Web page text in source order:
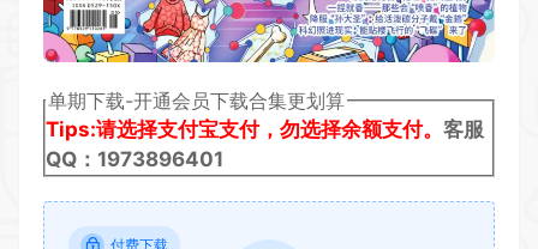
单期下载-开通会员下载合集更划算
Tips:请选择支付宝支付，勿选择余额支付。 客服
QQ：1973896401
付费下载